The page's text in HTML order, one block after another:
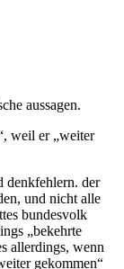
aussagen.
weil er „weiter
denkfehlern. der
und nicht alle
bundesvolk
„bekehrte
allerdings, wenn
gekommen“